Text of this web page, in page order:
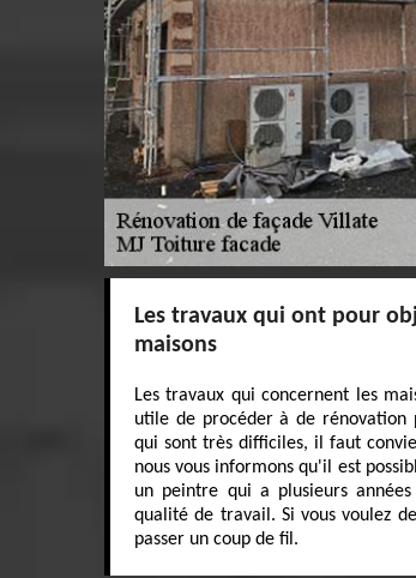
Les travaux qui ont pour
maisons
Les travaux qui concernent les
utile de procéder à de rénovation
qui sont très difficiles, il faut
nous vous informons qu'il est
un peintre qui a plusieurs
qualité de travail. Si vous voulez
passer un coup de fil.